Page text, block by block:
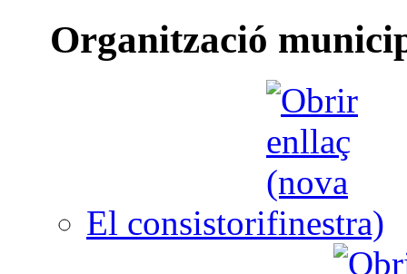
Organització
El consistori